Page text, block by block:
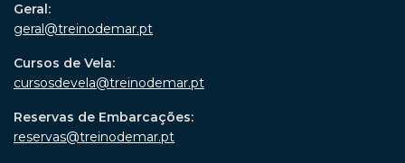
Geral:
geral@treinodemar.pt
Cursos de Vela:
cursosdevela@treinodemar.pt
Reservas de Embarcações:
reservas@treinodemar.pt